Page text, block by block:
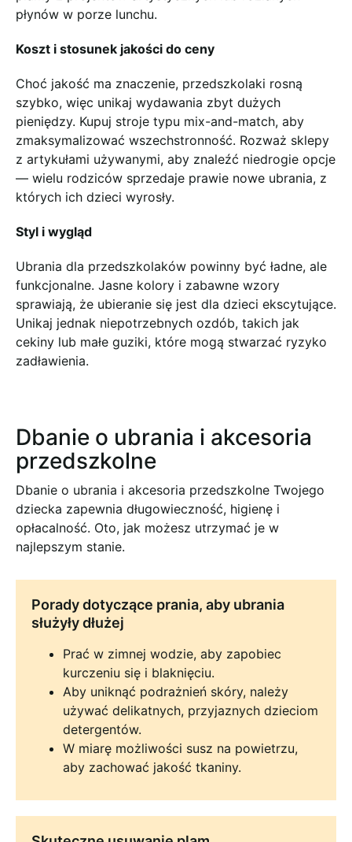
płynów w porze lunchu.
Koszt i stosunek jakości do ceny
Choć jakość ma znaczenie, przedszkolaki rosną
szybko, więc unikaj wydawania zbyt dużych
pieniędzy. Kupuj stroje typu mix-and-match, aby
zmaksymalizować wszechstronność. Rozważ sklepy
z artykułami używanymi, aby znaleźć niedrogie opcje
— wielu rodziców sprzedaje prawie nowe ubrania, z
których ich dzieci wyrosły.
Styl i wygląd
Ubrania dla przedszkolaków powinny być ładne, ale
funkcjonalne. Jasne kolory i zabawne wzory
sprawiają, że ubieranie się jest dla dzieci ekscytujące.
Unikaj jednak niepotrzebnych ozdób, takich jak
cekiny lub małe guziki, które mogą stwarzać ryzyko
zadławienia.
Dbanie o ubrania i akcesoria
przedszkolne
Dbanie o ubrania i akcesoria przedszkolne Twojego
dziecka zapewnia długowieczność, higienę i
opłacalność. Oto, jak możesz utrzymać je w
najlepszym stanie.
Porady dotyczące prania, aby ubrania
służyły dłużej
Prać w zimnej wodzie, aby zapobiec
kurczeniu się i blaknięciu.
Aby uniknąć podrażnień skóry, należy
używać delikatnych, przyjaznych dzieciom
detergentów.
W miarę możliwości susz na powietrzu,
aby zachować jakość tkaniny.